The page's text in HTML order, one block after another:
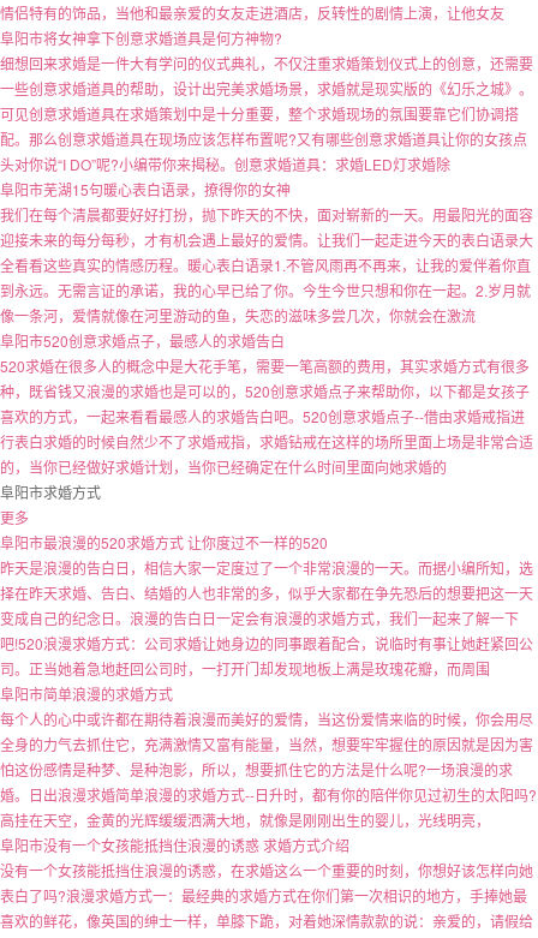
情侣特有的饰品，当他和最亲爱的女友走进酒店，反转性的剧情上演，让他女友
阜阳市将女神拿下创意求婚道具是何方神物?
细想回来求婚是一件大有学问的仪式典礼，不仅注重求婚策划仪式上的创意，还需要
一些创意求婚道具的帮助，设计出完美求婚场景，求婚就是现实版的《幻乐之城》。
可见创意求婚道具在求婚策划中是十分重要，整个求婚现场的氛围要靠它们协调搭
配。那么创意求婚道具在现场应该怎样布置呢?又有哪些创意求婚道具让你的女孩点
头对你说“I DO”呢?小编带你来揭秘。创意求婚道具：求婚LED灯求婚除
阜阳市芜湖15句暖心表白语录，撩得你的女神
我们在每个清晨都要好好打扮，抛下昨天的不快，面对崭新的一天。用最阳光的面容
迎接未来的每分每秒，才有机会遇上最好的爱情。让我们一起走进今天的表白语录大
全看看这些真实的情感历程。暖心表白语录1.不管风雨再不再来，让我的爱伴着你直
到永远。无需言证的承诺，我的心早已给了你。今生今世只想和你在一起。2.岁月就
像一条河，爱情就像在河里游动的鱼，失恋的滋味多尝几次，你就会在激流
阜阳市520创意求婚点子，最感人的求婚告白
520求婚在很多人的概念中是大花手笔，需要一笔高额的费用，其实求婚方式有很多
种，既省钱又浪漫的求婚也是可以的，520创意求婚点子来帮助你，以下都是女孩子
喜欢的方式，一起来看看最感人的求婚告白吧。520创意求婚点子--借由求婚戒指进
行表白求婚的时候自然少不了求婚戒指，求婚钻戒在这样的场所里面上场是非常合适
的，当你已经做好求婚计划，当你已经确定在什么时间里面向她求婚的
阜阳市求婚方式
更多
阜阳市最浪漫的520求婚方式 让你度过不一样的520
昨天是浪漫的告白日，相信大家一定度过了一个非常浪漫的一天。而据小编所知，选
择在昨天求婚、告白、结婚的人也非常的多，似乎大家都在争先恐后的想要把这一天
变成自己的纪念日。浪漫的告白日一定会有浪漫的求婚方式，我们一起来了解一下
吧!520浪漫求婚方式：公司求婚让她身边的同事跟着配合，说临时有事让她赶紧回公
司。正当她着急地赶回公司时，一打开门却发现地板上满是玫瑰花瓣，而周围
阜阳市简单浪漫的求婚方式
每个人的心中或许都在期待着浪漫而美好的爱情，当这份爱情来临的时候，你会用尽
全身的力气去抓住它，充满激情又富有能量，当然，想要牢牢握住的原因就是因为害
怕这份感情是种梦、是种泡影，所以，想要抓住它的方法是什么呢?一场浪漫的求
婚。日出浪漫求婚简单浪漫的求婚方式--日升时，都有你的陪伴你见过初生的太阳吗?
高挂在天空，金黄的光辉缓缓洒满大地，就像是刚刚出生的婴儿，光线明亮，
阜阳市没有一个女孩能抵挡住浪漫的诱惑 求婚方式介绍
没有一个女孩能抵挡住浪漫的诱惑，在求婚这么一个重要的时刻，你想好该怎样向她
表白了吗?浪漫求婚方式一：最经典的求婚方式在你们第一次相识的地方，手捧她最
喜欢的鲜花，像英国的绅士一样，单膝下跪，对着她深情款款的说：亲爱的，请假给